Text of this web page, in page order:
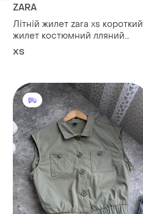
ZARA
Літній жилет zara xs короткий
жилет костюмний лляний
жилет зара жилет з льону
ХS